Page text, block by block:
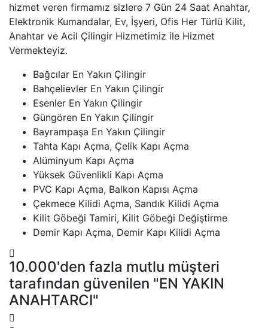
hizmet veren firmamız sizlere 7 Gün 24 Saat Anahtar,
Elektronik Kumandalar, Ev, İşyeri, Ofis Her Türlü Kilit,
Anahtar ve Acil Çilingir Hizmetimiz ile Hizmet
Vermekteyiz.
Bağcılar En Yakın Çilingir
Bahçelievler En Yakın Çilingir
Esenler En Yakın Çilingir
Güngören En Yakın Çilingir
Bayrampaşa En Yakın Çilingir
Tahta Kapı Açma, Çelik Kapı Açma
Alüminyum Kapı Açma
Yüksek Güvenlikli Kapı Açma
PVC Kapı Açma, Balkon Kapısı Açma
Çekmece Kilidi Açma, Sandık Kilidi Açma
Kilit Göbeği Tamiri, Kilit Göbeği Değiştirme
Demir Kapı Açma, Demir Kapı Kilidi Açma
10.000'den fazla mutlu müşteri
tarafından güvenilen "EN YAKIN
ANAHTARCI"